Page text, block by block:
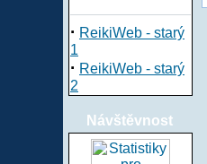
· ReikiWeb - starý
1
· ReikiWeb - starý
2
Návštěvnost